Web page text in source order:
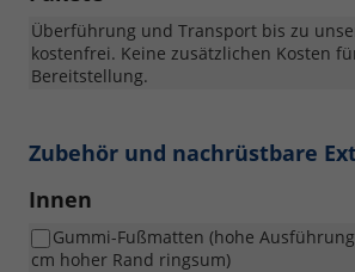
Überführung und Transport bis zu
kostenfrei. Keine zusätzlichen Kosten
Bereitstellung.
Zubehör und nachrüstbare
Innen
Gummi-Fußmatten (hohe
cm hoher Rand ringsum)